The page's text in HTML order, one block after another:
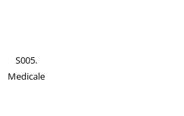
S005.
Medicale